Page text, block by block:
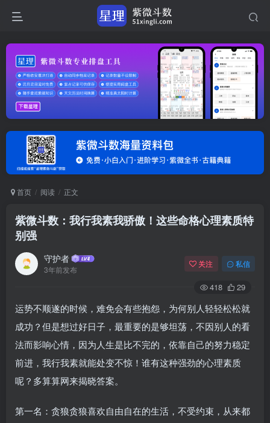
首页 阅读 正文
紫微斗数：我行我素我骄傲！这些命格心理素质特
别强
守护者
3年前发布
关注 私信
418 29
运势不顺遂的时候，难免会有些抱怨，为何别人轻轻松松就
成功？但是想过好日子，最重要的是够坦荡，不因别人的看
法而影响心情，因为人生是比不完的，依靠自己的努力稳定
前进，我行我素就能处变不惊！谁有这种强劲的心理素质
呢？多算算网来揭晓答案。
第一名：贪狼贪狼喜欢自由自在的生活，不受约束，从来都